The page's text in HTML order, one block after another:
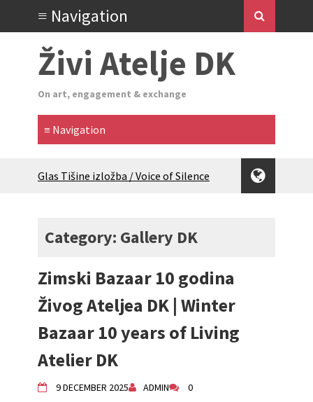
Živi Atelje DK
On art, engagement & exchange
Glas Tišine izložba / Voice of Silence
Equinox Bazaar 2025 Rascvjetanih 10 |
2024 Winter bazaar / Zimski bazar
Children activity in 2024 Equinox
Bazaar
Živi Atelje DK Equinox 2024 Bazaar
VDK Woman-bird in Karlovac
"Circles of Care, Art and Community"
VDK street in Dugo Selo!
Category: Gallery DK
Zimski Bazaar 10 godina
Živog Ateljea DK | Winter
Bazaar 10 years of Living
Atelier DK
9 DECEMBER 2025 ADMIN 0